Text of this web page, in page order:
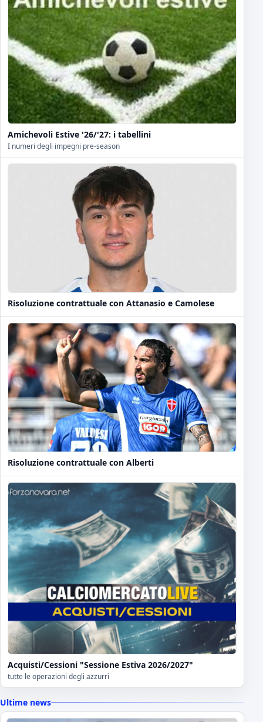
Amichevoli Estive '26/'27: i tabellini
I numeri degli impegni pre-season
Risoluzione contrattuale con Attanasio e Camolese
Risoluzione contrattuale con Alberti
Acquisti/Cessioni "Sessione Estiva 2026/2027"
tutte le operazioni degli azzurri
Ultime news